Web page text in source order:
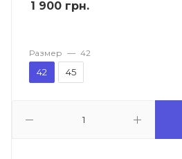
1 900 грн.
Размер — 42
42 45